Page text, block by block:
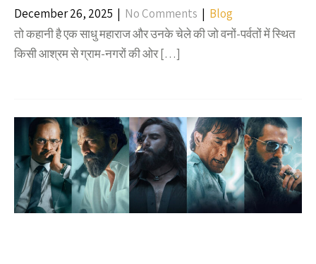
December 26, 2025 | No Comments | Blog
तो कहानी है एक साधु महाराज और उनके चेले की जो वनों-पर्वतों में स्थित
किसी आश्रम से ग्राम-नगरों की ओर […]